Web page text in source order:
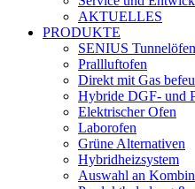
AKTUELLES
PRODUKTE
SENIUS Tunnelöfen
Prallluftofen
Direkt mit Gas
Hybride DGF- und
Elektrischer Ofen
Laborofen
Grüne Alternativen
Hybridheizsystem
Auswahl an